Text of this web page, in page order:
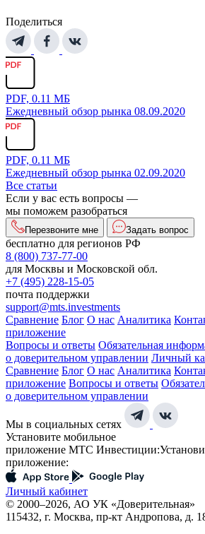
Поделиться
PDF, 0.11 МБ
Ежедневный обзор рынка 08.09.2020
PDF, 0.11 МБ
Ежедневный обзор рынка 02.09.2020
Все статьи
Если у вас есть вопросы —
мы поможем разобраться
Перезвоните мне Задать вопрос
бесплатно для регионов РФ
8 (800) 737-77-00
для Москвы и Московской обл.
+7 (495) 228-15-05
почта поддержки
support@mts.investments
Сравнение Блог О нас Аналитика
приложение
Вопросы и ответы Обязательная
о доверительном управлении Личный
Сравнение Блог О нас Аналитика
приложение Вопросы и ответы
о доверительном управлении
Мы в социальных сетях
Установите мобильное
приложение МТС Инвестиции:
приложение:
Личный кабинет
© 2000–2026, АО УК «Доверительная»
115432, г. Москва, пр-кт Андропова, д.